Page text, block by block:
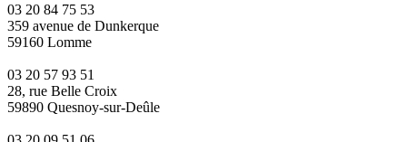
03 20 84 75 53
359 avenue de Dunkerque
59160 Lomme
03 20 57 93 51
28, rue Belle Croix
59890 Quesnoy-sur-Deûle